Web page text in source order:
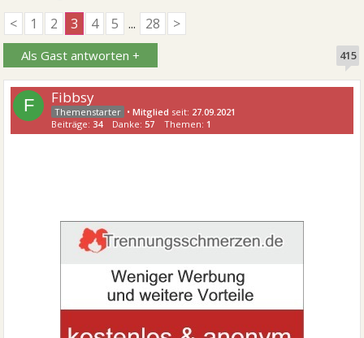
<
1 2 3 4 5 ... 28 >
Als Gast antworten + 415
F Fibbsy
•Mitglied seit: 27.09.2021
Beiträge:34 Danke:57 Themen: 1